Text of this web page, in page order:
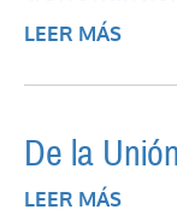
LEER MÁS
De la
LEER MÁS